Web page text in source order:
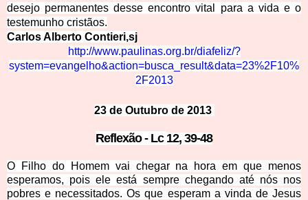
desejo permanentes desse encontro vital para a vida e o
testemunho cristãos.
Carlos Alberto Contieri,sj
http://www.paulinas.org.br/diafeliz/?
system=evangelho&action=busca_result&data=23%2F10%
2F2013
23 de Outubro de 2013
Reflexão - Lc 12, 39-48
O Filho do Homem vai chegar na hora em que menos
esperamos, pois ele está sempre chegando até nós nos
pobres e necessitados. Os que esperam a vinda de Jesus